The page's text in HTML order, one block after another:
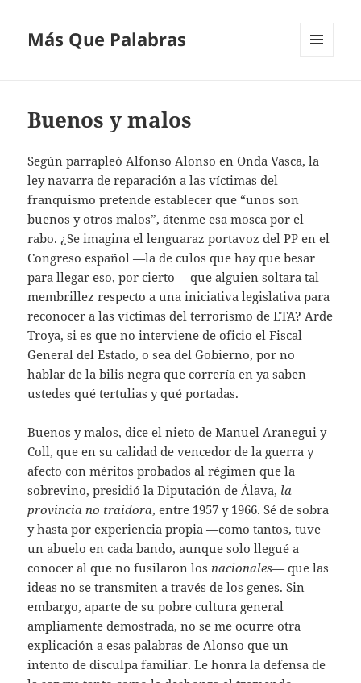
Más Que Palabras
Buenos y malos
Según parrapleó Alfonso Alonso en Onda Vasca, la
ley navarra de reparación a las víctimas del
franquismo pretende establecer que “unos son
buenos y otros malos”, átenme esa mosca por el
rabo. ¿Se imagina el lenguaraz portavoz del PP en el
Congreso español —la de culos que hay que besar
para llegar eso, por cierto— que alguien soltara tal
membrillez respecto a una iniciativa legislativa para
reconocer a las víctimas del terrorismo de ETA? Arde
Troya, si es que no interviene de oficio el Fiscal
General del Estado, o sea del Gobierno, por no
hablar de la bilis negra que correría en ya saben
ustedes qué tertulias y qué portadas.
Buenos y malos, dice el nieto de Manuel Aranegui y
Coll, que en su calidad de vencedor de la guerra y
afecto con méritos probados al régimen que la
sobrevino, presidió la Diputación de Álava, la
provincia no traidora, entre 1957 y 1966. Sé de sobra
y hasta por experiencia propia —como tantos, tuve
un abuelo en cada bando, aunque solo llegué a
conocer al que no fusilaron losnacionales— que las
ideas no se transmiten a través de los genes. Sin
embargo, aparte de su pobre cultura general
ampliamente demostrada, no se me ocurre otra
explicación a esas palabras de Alonso que un
intento de disculpa familiar. Le honra la defensa de